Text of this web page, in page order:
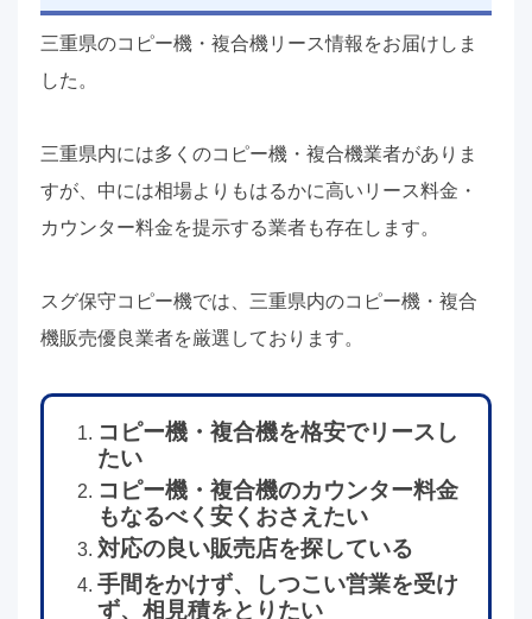
三重県のコピー機・複合機リース情報をお届けしま
した。
三重県内には多くのコピー機・複合機業者がありま
すが、中には相場よりもはるかに高いリース料金・
カウンター料金を提示する業者も存在します。
スグ保守コピー機では、三重県内のコピー機・複合
機販売優良業者を厳選しております。
コピー機・複合機を格安でリースし
たい
コピー機・複合機のカウンター料金
もなるべく安くおさえたい
対応の良い販売店を探している
手間をかけず、しつこい営業を受け
ず、相見積をとりたい